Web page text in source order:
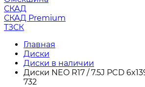
СКАД
СКАД Premium
ТЗСК
Главная
Диски
Диски в наличии
Диски NEO R17 / 7.5J PCD
732